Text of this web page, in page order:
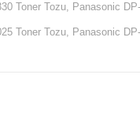
Toner Tozu, Panasonic
Toner Tozu, Panasonic